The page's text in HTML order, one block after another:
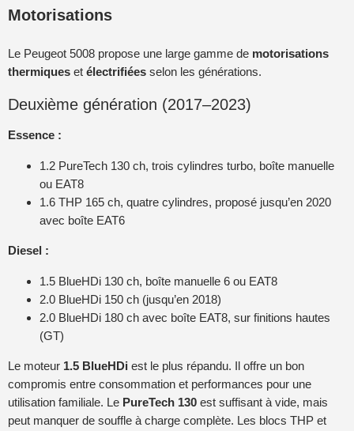
Motorisations
Le Peugeot 5008 propose une large gamme de motorisations
thermiques et électrifiées selon les générations.
Deuxième génération (2017–2023)
Essence :
1.2 PureTech 130 ch, trois cylindres turbo, boîte manuelle
ou EAT8
1.6 THP 165 ch, quatre cylindres, proposé jusqu’en 2020
avec boîte EAT6
Diesel :
1.5 BlueHDi 130 ch, boîte manuelle 6 ou EAT8
2.0 BlueHDi 150 ch (jusqu’en 2018)
2.0 BlueHDi 180 ch avec boîte EAT8, sur finitions hautes
(GT)
Le moteur 1.5 BlueHDi est le plus répandu. Il offre un bon
compromis entre consommation et performances pour une
utilisation familiale. Le PureTech 130 est suffisant à vide, mais
peut manquer de souffle à charge complète. Les blocs THP et